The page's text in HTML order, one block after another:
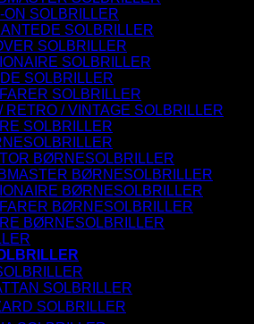
ON SOLBRILLER
SOLBRILLER
SOLBRILLER
SOLBRILLER
SOLBRILLER
SOLBRILLER
RETRO / VINTAGE SOLBRILLER
SOLBRILLER
BØRNESOLBRILLER
BØRNESOLBRILLER
BØRNESOLBRILLER
BØRNESOLBRILLER
BØRNESOLBRILLER
SOLBRILLER
SOLBRILLER